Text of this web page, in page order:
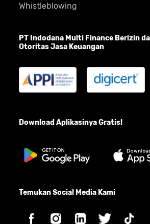
Whistleblowing
PT Indodana Multi Finance Berizin
Otoritas Jasa Keuangan
Download Aplikasinya Gratis!
Temukan Social Media Kami